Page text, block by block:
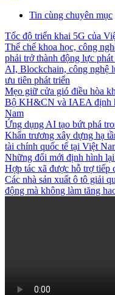
Tin cùng chuyên mục
Tốc độ triển khai 5G của
Thể chế khoa học, công
phải trở thành động lực phát
AI, Blockchain, công nghệ
ưu tiên phát triển
Mẹo giữ cửa gió điều hòa
Bộ KH&CN và IAEA định
Nam
Ứng dụng AI tạo bứt phá
Khẩn trương xây dựng hạ
tài chính quốc tế tại Việt
Những đổi mới định hình
Hợp tác xã được hỗ trợ tiếp
Các nhà sản xuất ô tô giải
động mà không làm tăng